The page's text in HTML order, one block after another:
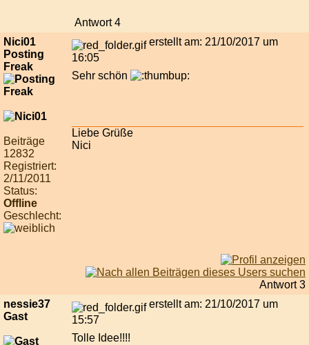
Antwort 4
Nici01
Posting
Freak
Beiträge
12832
Registriert:
2/11/2011
Status:
Offline
Geschlecht:
erstellt am: 21/10/2017 um
16:05
Sehr schön
Liebe Grüße
Nici
Antwort 3
nessie37
Gast
erstellt am: 21/10/2017 um
15:57
Tolle Idee!!!!